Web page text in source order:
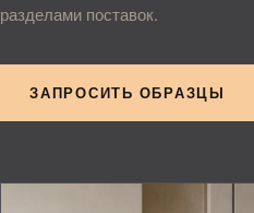
разделами поставок.
ЗАПРОСИТЬ ОБРАЗЦЫ